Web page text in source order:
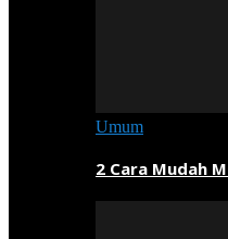
Umum
2 Cara Mudah